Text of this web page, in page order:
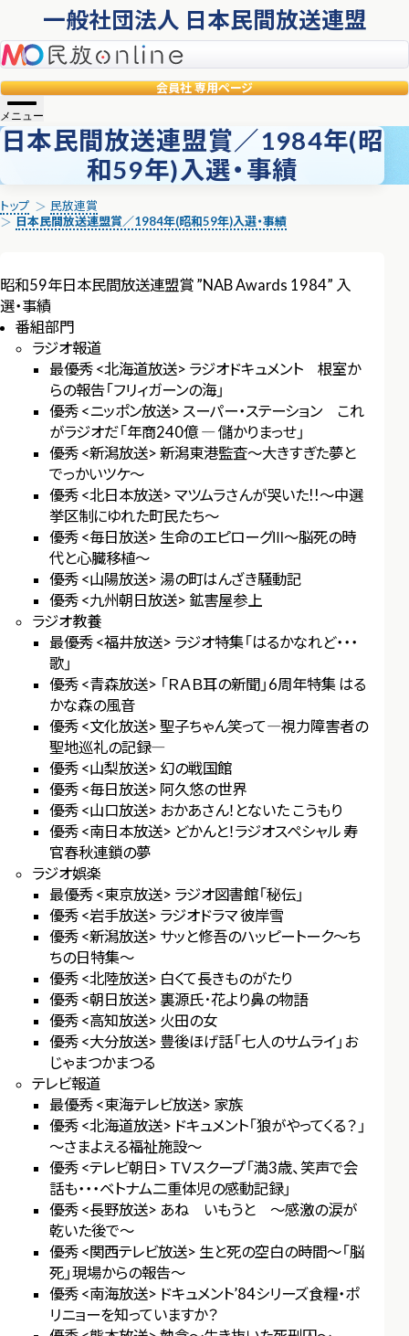
一般社団法人 日本民間放送連盟
会員社専用ページ
メニュー
日本民間放送連盟賞／1984年(昭
和59年)入選・事績
トップ
民放連賞
日本民間放送連盟賞／1984年(昭和59年)入選・事績
昭和59年日本民間放送連盟賞 ”NAB Awards 1984” 入
選・事績
番組部門
ラジオ報道
最優秀 <北海道放送> ラジオドキュメント 根室か
らの報告「フリィガーンの海」
優秀 <ニッポン放送> スーパー・ステーション これ
がラジオだ「年商240億 ― 儲かりまっせ」
優秀 <新潟放送> 新潟東港監査～大きすぎた夢と
でっかいツケ～
優秀 <北日本放送> マツムラさんが哭いた!!～中選
挙区制にゆれた町民たち～
優秀 <毎日放送> 生命のエピローグⅢ～脳死の時
代と心臓移植～
優秀 <山陽放送> 湯の町はんざき騒動記
優秀 <九州朝日放送> 鉱害屋参上
ラジオ教養
最優秀 <福井放送> ラジオ特集「はるかなれど・・・
歌」
優秀 <青森放送> 「ＲＡＢ耳の新聞」6周年特集 はる
かな森の風音
優秀 <文化放送> 聖子ちゃん笑って―視力障害者の
聖地巡礼の記録―
優秀 <山梨放送> 幻の戦国館
優秀 <毎日放送> 阿久悠の世界
優秀 <山口放送> おかあさん！とないた こうもり
優秀 <南日本放送> どかんと！ラジオスペシャル 寿
官春秋連鎖の夢
ラジオ娯楽
最優秀 <東京放送> ラジオ図書館「秘伝」
優秀 <岩手放送> ラジオドラマ 彼岸雪
優秀 <新潟放送> サッと修吾のハッピートーク～ち
ちの日特集～
優秀 <北陸放送> 白くて長きものがたり
優秀 <朝日放送> 裏源氏･花より鼻の物語
優秀 <高知放送> 火田の女
優秀 <大分放送> 豊後ほげ話「七人のサムライ」お
じゃまつかまつる
テレビ報道
最優秀 <東海テレビ放送> 家族
優秀 <北海道放送> ドキュメント「狼がやってくる？」
～さまよえる福祉施設～
優秀 <テレビ朝日> ＴＶスクープ「満3歳、笑声で会
話も・・・ベトナム二重体児の感動記録」
優秀 <長野放送> あね いもうと ～感激の涙が
乾いた後で～
優秀 <関西テレビ放送> 生と死の空白の時間～「脳
死」現場からの報告～
優秀 <南海放送> ドキュメント’84シリーズ食糧・ポ
リニョーを知っていますか？